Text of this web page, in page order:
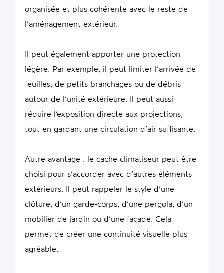
organisée et plus cohérente avec le reste de
l’aménagement extérieur.
Il peut également apporter une protection
légère. Par exemple, il peut limiter l’arrivée de
feuilles, de petits branchages ou de débris
autour de l’unité extérieure. Il peut aussi
réduire l’exposition directe aux projections,
tout en gardant une circulation d’air suffisante.
Autre avantage : le cache climatiseur peut être
choisi pour s’accorder avec d’autres éléments
extérieurs. Il peut rappeler le style d’une
clôture, d’un garde-corps, d’une pergola, d’un
mobilier de jardin ou d’une façade. Cela
permet de créer une continuité visuelle plus
agréable.